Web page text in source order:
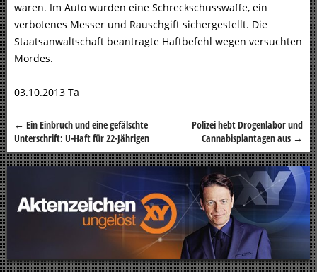
waren. Im Auto wurden eine Schreckschusswaffe, ein
verbotenes Messer und Rauschgift sichergestellt. Die
Staatsanwaltschaft beantragte Haftbefehl wegen versuchten
Mordes.
03.10.2013 Ta
Beitragsnavigation
← Ein Einbruch und eine gefälschte
Unterschrift: U-Haft für 22-Jährigen
Polizei hebt Drogenlabor und
Cannabisplantagen aus →